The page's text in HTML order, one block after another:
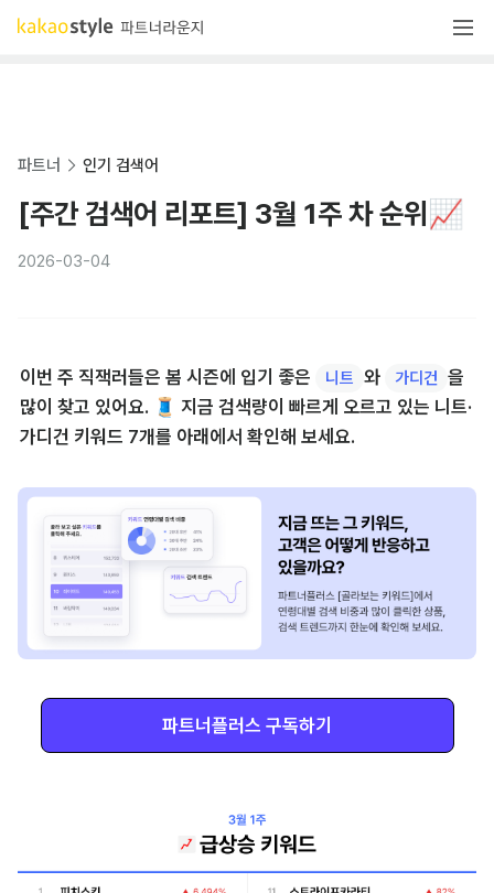
파트너 인기 검색어
[주간 검색어 리포트] 3월 1주 차 순위📈
2026-03-04
이번 주 직잭러들은 봄 시즌에 입기 좋은 니트 와 가디건 을
많이 찾고 있어요. 🧵 지금 검색량이 빠르게 오르고 있는 니트·
가디건 키워드 7개를 아래에서 확인해 보세요.
파트너플러스 구독하기